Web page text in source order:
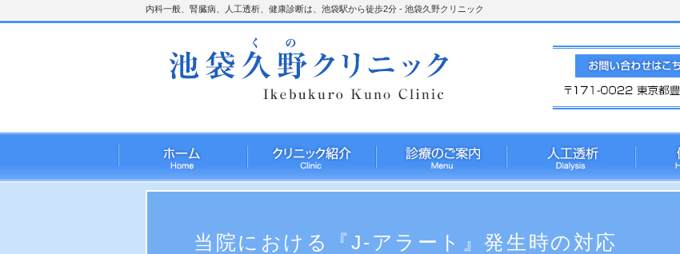
内科一般、腎臓病、人工透析、健康診断は、池袋駅から徒歩2分 - 池袋久野クリニック
当院における『J-アラート』発生時の対応